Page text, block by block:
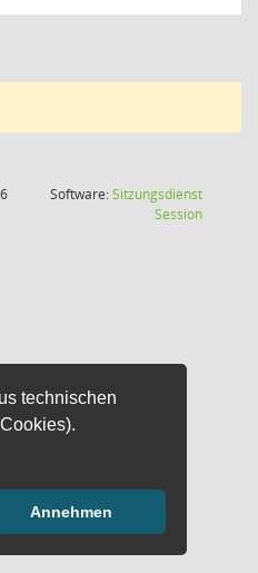
technischen
Annehmen
Software:Sitzungsdienst
Session(Wird in